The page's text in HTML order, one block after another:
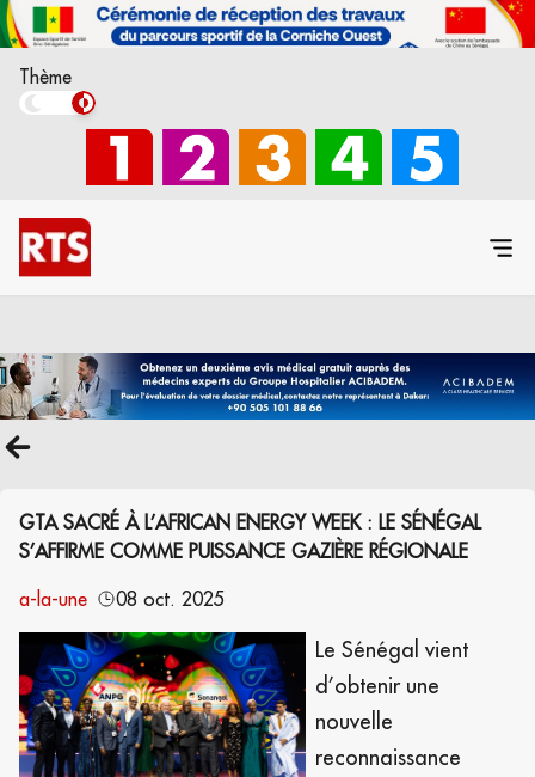
Thème
GTA SACRÉ À L’AFRICAN ENERGY WEEK : LE SÉNÉGAL
S’AFFIRME COMME PUISSANCE GAZIÈRE RÉGIONALE
a-la-une
08 oct. 2025
Le Sénégal vient
d’obtenir une
nouvelle
reconnaissance